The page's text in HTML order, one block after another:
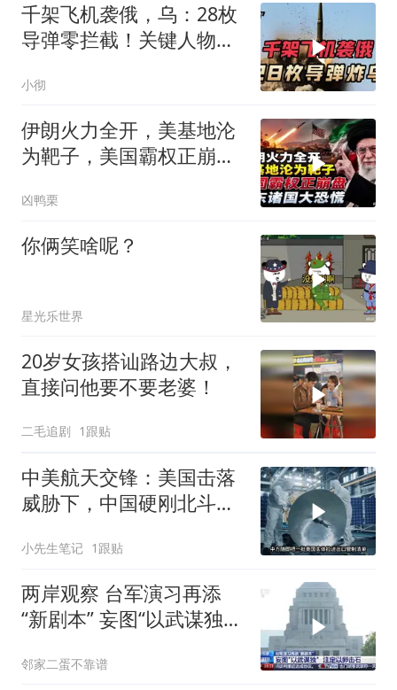
千架飞机袭俄，乌：28枚
导弹零拦截！关键人物被
小彻
伊朗火力全开，美基地沦
为靶子，美国霸权正崩
凶鸭栗
你俩笑啥呢？
星光乐世界
20岁女孩搭讪路边大叔，
直接问他要不要老婆！
二毛追剧 1跟贴
中美航天交锋：美国击落
威胁下，中国硬刚北斗升
小先生笔记 1跟贴
两岸观察 台军演习再添
“新剧本” 妄图“以武谋独”
邻家二蛋不靠谱